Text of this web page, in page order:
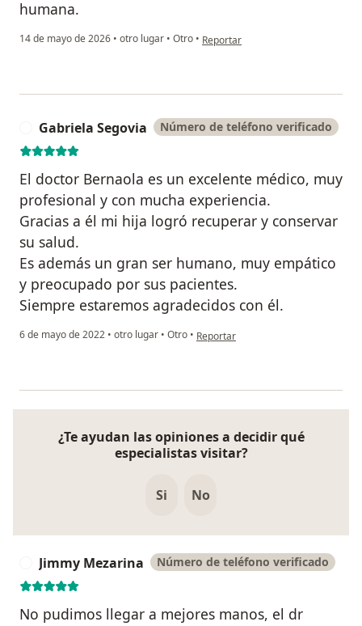
humana.
14 de mayo de 2026 • otro lugar • Otro • en opinión del usuario Shirle
Reportar
Gabriela Segovia Número de teléfono verificado
El doctor Bernaola es un excelente médico, muy
profesional y con mucha experiencia.
Gracias a él mi hija logró recuperar y conservar
su salud.
Es además un gran ser humano, muy empático
y preocupado por sus pacientes.
Siempre estaremos agradecidos con él.
6 de mayo de 2022 • otro lugar • Otro • en opinión del usuario Gabriela
Reportar
¿Te ayudan las opiniones a decidir qué
especialistas visitar?
Si No
Jimmy Mezarina Número de teléfono verificado
No pudimos llegar a mejores manos, el dr